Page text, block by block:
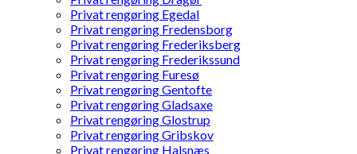
Privat rengøring Egedal
Privat rengøring Fredensborg
Privat rengøring Frederiksberg
Privat rengøring Frederikssund
Privat rengøring Furesø
Privat rengøring Gentofte
Privat rengøring Gladsaxe
Privat rengøring Glostrup
Privat rengøring Gribskov
Privat rengøring Halsnæs